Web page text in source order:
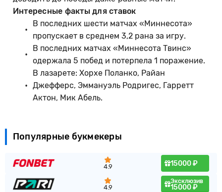
Интересные факты для ставок
В последних шести матчах «Миннесота»
пропускает в среднем 3,2 рана за игру.
В последних матчах «Миннесота Твинс»
одержала 5 побед и потерпела 1 поражение.
В лазарете: Хорхе Поланко, Райан
Джефферс, Эммануэль Родригес, Гарретт
Актон, Мик Абель.
Популярные букмекеры
4.9 15000 ₽
4.9
Эксклюзив
15000 ₽